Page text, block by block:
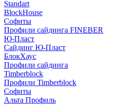
Standart
BlockHouse
Софиты
Профили сайдинга FINEBER
Ю-Пласт
Сайдинг Ю-Пласт
БлокХаус
Профили сайдинга
Timberblock
Профили Timberblock
Софиты
Альта Профиль